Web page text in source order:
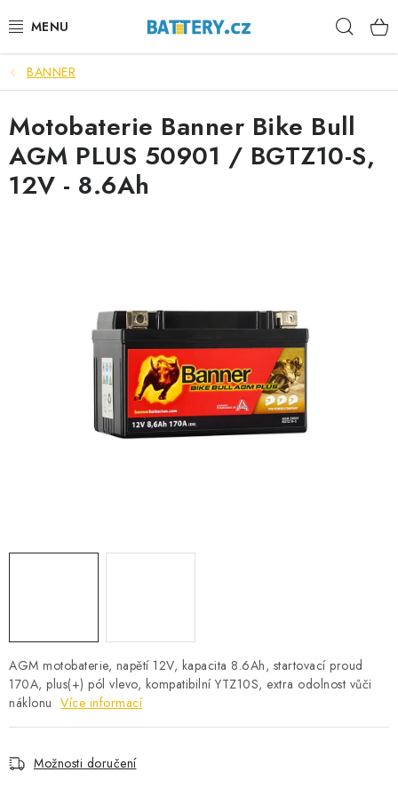
na
VÝHODNÉ SETY
SLUŽBY
AUTOBATERIE
STANIČNÍ BATERIE
BATERIOVÉ BOXY
POWERBANKY
TESTERY BATERIÍ
BATERIE PRO VYSAVAČE
BATERIE PRO NOUZOVÁ OSVĚTLENÍ
BANNER
AGM motobaterie, napětí 12V, kapacita 8.6Ah, startovací proud
170A, plus(+) pól vlevo, kompatibilní YTZ10S, extra odolnost vůči
náklonu Více informací
Možnosti doručení
Motobaterie Banner Bike Bull
AGM PLUS 50901 / BGTZ10-S,
12V - 8.6Ah